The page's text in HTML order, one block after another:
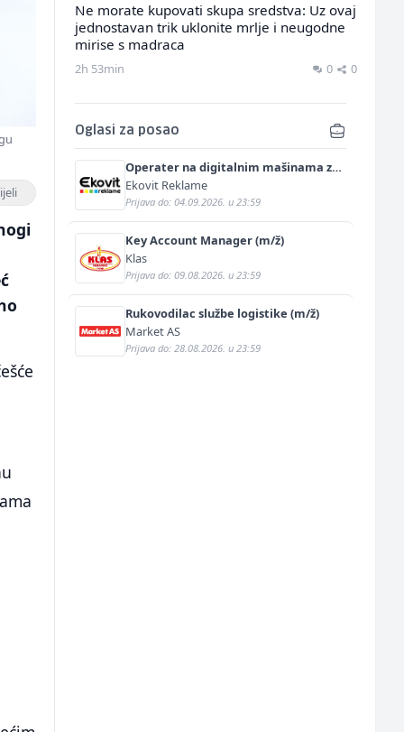
Ne morate kupovati skupa sredstva: Uz ovaj
jednostavan trik uklonite mrlje i neugodne
mirise s madraca
2h 53min 0 0
Oglasi za posao
Operater na digitalnim mašinama za
štampu i doradu (m/ž)
Ekovit Reklame
Prijava do: 04.09.2026. u 23:59
Key Account Manager (m/ž)
Klas
Prijava do: 09.08.2026. u 23:59
Rukovodilac službe logistike (m/ž)
Market AS
Prijava do: 28.08.2026. u 23:59